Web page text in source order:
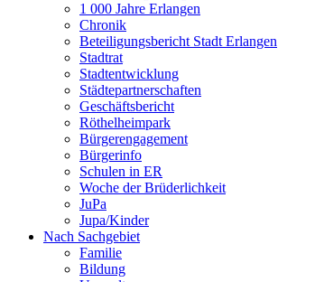
1 000 Jahre Erlangen
Chronik
Beteiligungsbericht Stadt Erlangen
Stadtrat
Stadtentwicklung
Städtepartnerschaften
Geschäftsbericht
Röthelheimpark
Bürgerengagement
Bürgerinfo
Schulen in ER
Woche der Brüderlichkeit
JuPa
Jupa/Kinder
Nach Sachgebiet
Familie
Bildung